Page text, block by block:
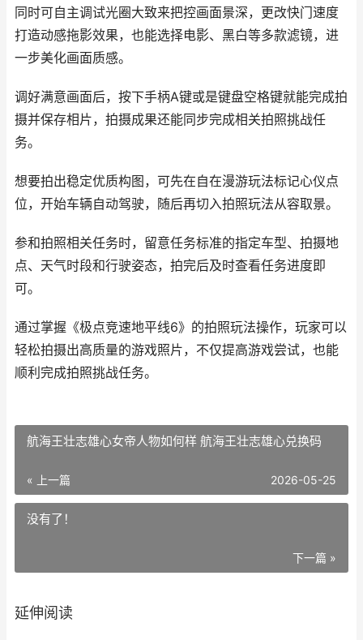
同时可自主调试光圈大致来把控画面景深，更改快门速度
打造动感拖影效果，也能选择电影、黑白等多款滤镜，进
一步美化画面质感。
调好满意画面后，按下手柄A键或是键盘空格键就能完成拍
摄并保存相片，拍摄成果还能同步完成相关拍照挑战任
务。
想要拍出稳定优质构图，可先在自在漫游玩法标记心仪点
位，开始车辆自动驾驶，随后再切入拍照玩法从容取景。
参和拍照相关任务时，留意任务标准的指定车型、拍摄地
点、天气时段和行驶姿态，拍完后及时查看任务进度即
可。
通过掌握《极点竞速地平线6》的拍照玩法操作，玩家可以
轻松拍摄出高质量的游戏照片，不仅提高游戏尝试，也能
顺利完成拍照挑战任务。
航海王壮志雄心女帝人物如何样 航海王壮志雄心兑换码
« 上一篇 2026-05-25
没有了！
下一篇 »
延伸阅读